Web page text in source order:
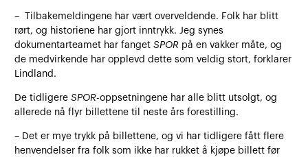
– Tilbakemeldingene har vært overveldende. Folk har blitt
rørt, og historiene har gjort inntrykk. Jeg synes
dokumentarteamet har fangetSPOR på en vakker måte, og
de medvirkende har opplevd dette som veldig stort, forklarer
Lindland.
De tidligereSPOR-oppsetningene har alle blitt utsolgt, og
allerede nå flyr billettene til neste års forestilling.
– Det er mye trykk på billettene, og vi har tidligere fått flere
henvendelser fra folk som ikke har rukket å kjøpe billett før